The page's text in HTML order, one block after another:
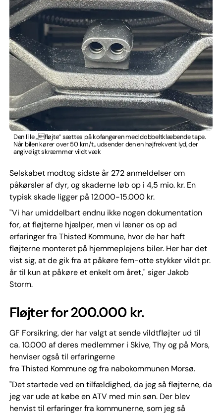
Den lille „fløjte“ sættes på kofangeren med dobbeltklæbende tape.
Når bilen kører over 50 km/t., udsender den en højfrekvent lyd, der
angiveligt skræmmer vildt væk
Selskabet modtog sidste år 272 anmeldelser om
påkørsler af dyr, og skaderne løb op i 4,5 mio. kr. En
typisk skade ligger på 12.000-15.000 kr.
"Vi har umiddelbart endnu ikke nogen dokumentation
for, at fløjterne hjælper, men vi læner os op ad
erfaringer fra Thisted Kommune, hvor de har haft
fløjterne monteret på hjemmeplejens biler. Her har det
vist sig, at de gik fra at påkøre fem-otte stykker vildt pr.
år til kun at påkøre et enkelt om året," siger Jakob
Storm.
Fløjter for 200.000 kr.
GF Forsikring, der har valgt at sende vildtfløjter ud til
ca. 10.000 af deres medlemmer i Skive, Thy og på Mors,
henviser også til erfaringerne
fra Thisted Kommune og fra nabokommunen Morsø.
"Det startede ved en tilfældighed, da jeg så fløjterne, da
jeg var ude at købe en ATV med min søn. Der blev
henvist til erfaringer fra kommunerne, som jeg så